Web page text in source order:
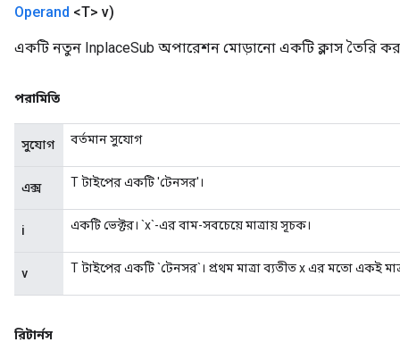
Operand <T> v)
একটি নতুন InplaceSub অপারেশন মোড়ানো একটি ক্লাস তৈরি
পরামিতি
সুযোগ বর্তমান সুযোগ
এক্স T টাইপের একটি 'টেনসর'।
i একটি ভেক্টর। `x`-এর বাম-সবচেয়ে মাত্রায় সূচক।
v T টাইপের একটি `টেনসর`। প্রথম মাত্রা ব্যতীত x এর মতো একই
রিটার্নস